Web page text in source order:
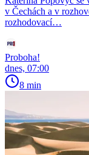
v Čechách a v
rozhodovací…
Proboha!
dnes, 07:00
8 min